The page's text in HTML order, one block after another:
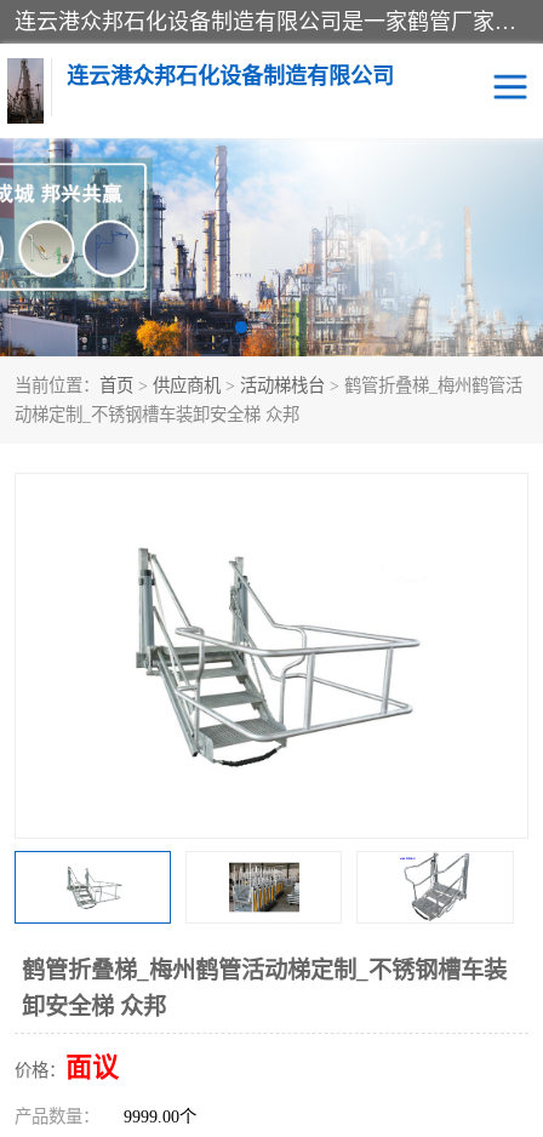
连云港众邦石化设备制造有限公司是一家鹤管厂家主营：鹤管、装车鹤管等，是致力于石油、石化等流体装卸设备(主要产品如鹤管、输油臂、脱缆钩等)的咨询、设计、制造、检测、安装指导、系统调试、维修维护等业务的公司。
连云港众邦石化设备制造有限公司
当前位置： 首页 > 供应商机 > 活动梯栈台 > 鹤管折叠梯_梅州鹤管活
动梯定制_不锈钢槽车装卸安全梯 众邦
鹤管折叠梯_梅州鹤管活动梯定制_不锈钢槽车装
卸安全梯 众邦
价格： 面议
产品数量： 9999.00个
鹤管 顶部装卸鹤管
底部装卸鹤管 LNG低温鹤管
液氨鹤管 液化气鹤管
鹤管配件 活动梯栈台